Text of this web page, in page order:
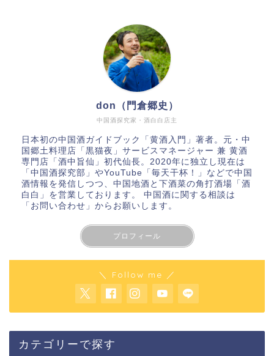
中国酒探究家・酒白白店主
don（門倉郷史）
日本初の中国酒ガイドブック「 黄酒入門 」著者。元・中
国郷土料理店「黒猫夜」サービスマネージャー 兼 黄酒
専門店「酒中旨仙」初代仙長。2020年に独立し現在は
「 中国酒探究部 」やYouTube 「毎天干杯！」 などで中国
酒情報を発信しつつ、中国地酒と下酒菜の角打酒場「酒
白白」を営業しております。 中国酒に関する相談は
「お問い合わせ」 からお願いします。
プロフィール
＼ Follow me ／
カテゴリーで探す